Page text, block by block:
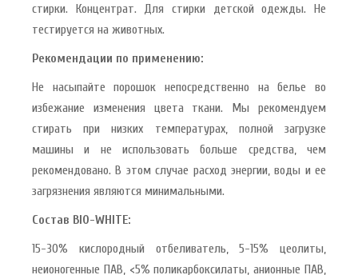
стирки. Концентрат. Для стирки детской одежды. Не
тестируется на животных.
Рекомендации по применению:
Не насыпайте порошок непосредственно на белье во
избежание изменения цвета ткани. Мы рекомендуем
стирать при низких температурах, полной загрузке
машины и не использовать больше средства, чем
рекомендовано. В этом случае расход энергии, воды и ее
загрязнения являются минимальными.
Состав BIO-WHITE:
15-30% кислородный отбеливатель, 5-15% цеолиты,
неионогенные ПАВ, <5% поликарбоксилаты, анионные ПАВ,